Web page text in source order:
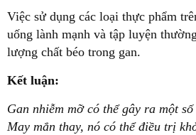
Việc sử dụng các loại thực phẩm
uống lành mạnh và tập luyện
lượng chất béo trong gan.
Kết luận:
Gan nhiễm mỡ có thể gây ra một số
May mắn thay, nó có thể điều trị